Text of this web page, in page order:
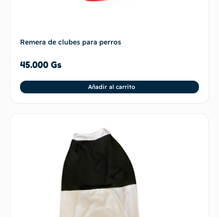
Remera de clubes para perros
45.000 Gs
Añadir al carrito